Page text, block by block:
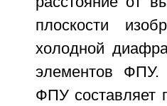
плоскости
холодной
элементов ФПУ.
ФПУ